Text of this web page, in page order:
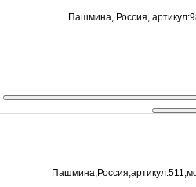
Пашмина, Россия,